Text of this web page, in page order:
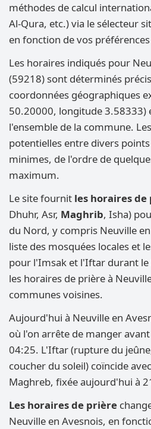
méthodes de calcul
Al-Qura, etc.) via le sélecteur
en fonction de vos
Les horaires indiqués pour
(59218) sont déterminés
coordonnées géographiques
50.20000, longitude 3.58333)
l'ensemble de la commune.
potentielles entre divers
minimes, de l'ordre de
maximum.
Le site fournit les horaires
Dhuhr, Asr, Maghrib, Isha)
du Nord, y compris Neuville
liste des mosquées locales et
pour l'Imsak et l'Iftar durant le
les horaires de prière à
communes voisines.
Aujourd'hui à Neuville en
où l'on arrête de manger
04:25. L'Iftar (rupture du
coucher du soleil) coïncide
Maghreb, fixée aujourd'hui à
Les horaires de prière
Neuville en Avesnois, en